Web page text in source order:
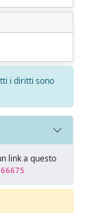
i diritti sono
link a questo